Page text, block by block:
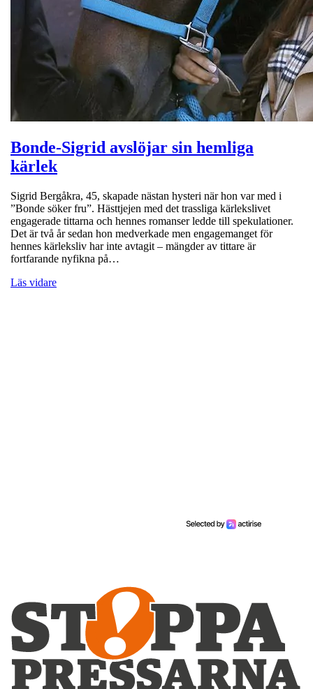
Bonde-Sigrid avslöjar sin hemliga
kärlek
Sigrid Bergåkra, 45, skapade nästan hysteri när hon var med i
”Bonde söker fru”. Hästtjejen med det trassliga kärlekslivet
engagerade tittarna och hennes romanser ledde till spekulationer.
Det är två år sedan hon medverkade men engagemanget för
hennes kärleksliv har inte avtagit – mängder av tittare är
fortfarande nyfikna på…
Läs vidare